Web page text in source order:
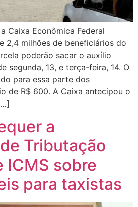
Caixa Econômica Federal
2,4 milhões de beneficiários do
poderão sacar o auxílio
segunda, 13, e terça-feira, 14. O
para essa parte dos
de R$ 600. A Caixa antecipou o
a
Tributação
ICMS sobre
para taxistas